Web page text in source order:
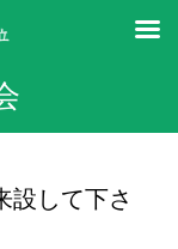
設して下さ